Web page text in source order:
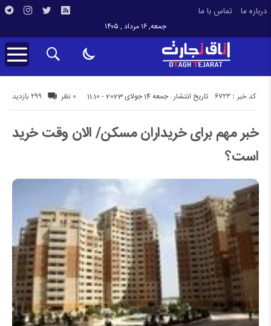
درباره ما تماس با ما
جمعه, ۱۶ مرداد , ۱۴۰۵
تاریخ انتشار : جمعه 14 جولای 2023 - 11:10 299 بازدید کد خبر : 6723 0 نظر
خبر مهم برای خریداران مسکن/ الان وقت خرید
است؟